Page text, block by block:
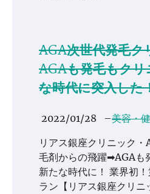
AGA次世代発毛
AGAも発毛もク
な時代に突入した
2022/01/28 –美容・
リアス銀座クリニック
毛剤からの飛躍➡AGAも
新たな時代に！ 業界初
ラン【リアス銀座クリ